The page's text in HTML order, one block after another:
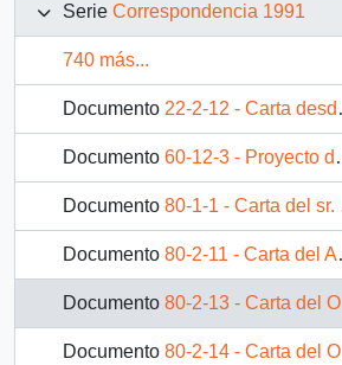
Serie Correspondencia 1991
740 más...
Documento 22-2-12 - Carta desde Longaví, dirigida al Sr. Patricio Aylwin Azócar, Excelentísimo Presidente de la República de Chile
Documento 60-12-3 - Proyecto de Carta del Presidente de la República, Patricio Aylwin A., dirigida al Señor Darwin Bustamante Gripe, Confederación de Trabajadores del Cobre
Documento 80-1-1 - Carta del sr. Carlos Bascuñán Edwards, dirigida al Señor Hernán Larraín Fernández, Gerente General de "Fundación Andes"
Documento 80-2-11 - Carta del Asesor del Ministerio Secretaría General de la República, Humberto Lagos Sch., al Jefe de Gabinete Presidencial, don Carlos Bascuñán Edwards, abordando sugerencia de respuesta del Presidente de la República a documento sobre Te Deum Ecuménico que le hiciera llegar la Confraternidad Cristiana de Iglesias.
Documento 80-2-13 - Carta del Obispo de Punta Arenas, Tomás González Morales, al Ministro del Interior, Enrique Krauss Rusque, agradeciéndole por responder a la carta enviada por el suscrito a su Excelencia, el Presidente de la República, relacionada con la detención de su sobrino Álvaro González Vásquez
Documento 80-2-14 - Carta del Obispo de Ancud, Juan Luis Ysern de Arce, al Presidente de la República, Patricio Aylwin Azócar, expresándole su agradecimiento por la preocupación que se tomó personalmente en orden de solucionar la transferencia de un terreno fiscal al Obispado de Ancud para la instalación de la antena para la Radio Estrella del Mar en Castro